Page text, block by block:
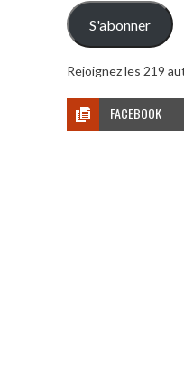
mail
S'abonner
Rejoignez les 219
FACEBOOK